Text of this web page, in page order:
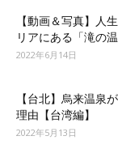
【動画＆写真】人
リアにある「滝の
2022年6月14日
【台北】烏来温泉
理由【台湾編】
2022年5月13日